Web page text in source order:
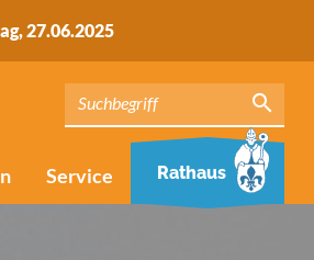
27.06.2025
Service Rathaus